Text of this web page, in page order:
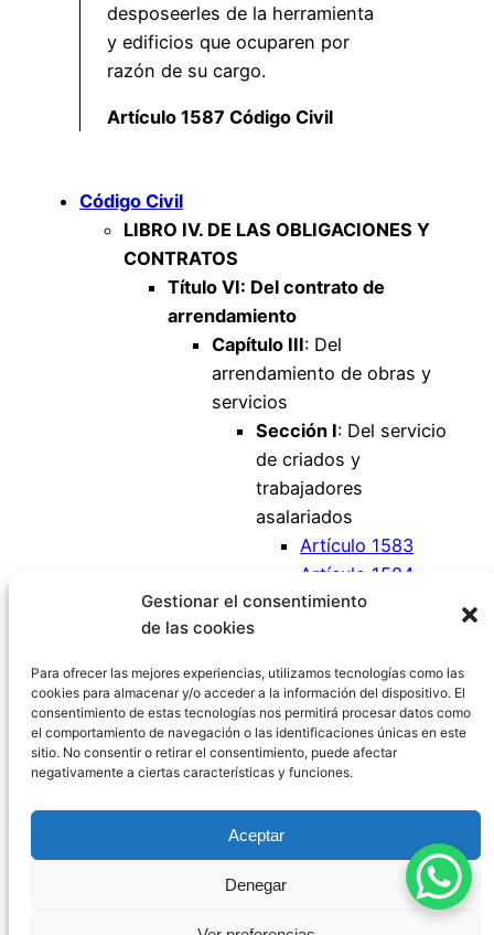
Gestionar el consentimiento
de las cookies
Para ofrecer las mejores experiencias, utilizamos tecnologías como las
cookies para almacenar y/o acceder a la información del dispositivo. El
consentimiento de estas tecnologías nos permitirá procesar datos como
el comportamiento de navegación o las identificaciones únicas en este
sitio. No consentir o retirar el consentimiento, puede afectar
negativamente a ciertas características y funciones.
Aceptar
Denegar
desposeerles de la herramienta
y edificios que ocuparen por
razón de su cargo.
Artículo 1587 Código Civil
Código Civil
LIBRO IV. DE LAS OBLIGACIONES Y
CONTRATOS
Título VI: Del contrato de
arrendamiento
Capítulo III: Del
arrendamiento de obras y
servicios
Sección I: Del servicio
de criados y
trabajadores
asalariados
Artículo 1583
Artículo 1584
Artículo 1585
Política de Privacidad
Política de
Contacto